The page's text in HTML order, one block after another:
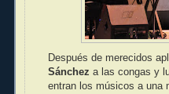
Después de merecidos
Sánchez a las congas y
entran los músicos a una